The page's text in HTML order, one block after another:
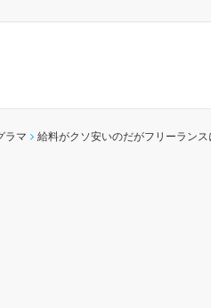
ラマ 給料がクソ安いのだがフリーランス